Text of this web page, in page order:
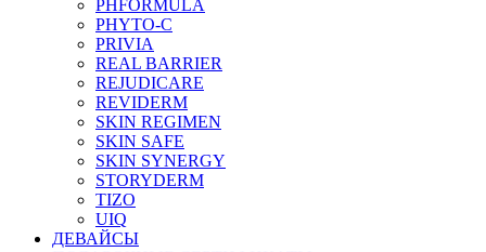
PHFORMULA
PHYTO-C
PRIVIA
REAL BARRIER
REJUDICARE
REVIDERM
SKIN REGIMEN
SKIN SAFE
SKIN SYNERGY
STORYDERM
TIZO
UIQ
ДЕВАЙСЫ